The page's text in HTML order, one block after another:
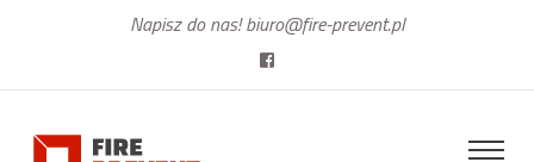
Napisz do nas!biuro@fire-prevent.pl